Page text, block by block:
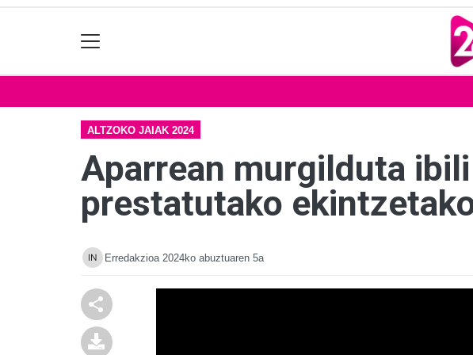
ALTZOKO JAIAK 2024
Aparrean murgilduta
prestatutako
Erredakzioa 2024ko abuztuaren 5a